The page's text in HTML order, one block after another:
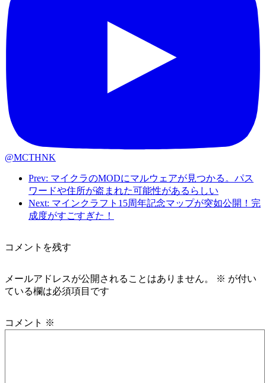
@MCTHNK
Prev: マイクラのMODにマルウェアが見つかる。パス
ワードや住所が盗まれた可能性があるらしい
Next: マインクラフト15周年記念マップが突如公開！完
成度がすごすぎた！
コメントを残す
メールアドレスが公開されることはありません。 ※ が付い
ている欄は必須項目です
コメント ※